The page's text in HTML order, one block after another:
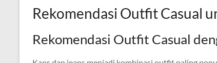
Rekomendasi Outfit Casual
Rekomendasi Outfit Casual